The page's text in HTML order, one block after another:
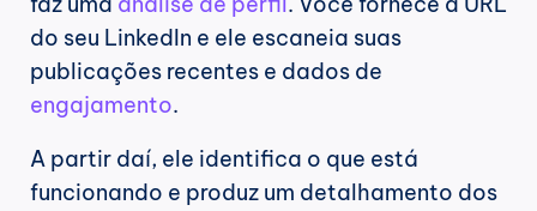
do seu LinkedIn e ele escaneia suas
engajamento.
A partir daí, ele identifica o que está
funcionando e produz um detalhamento dos